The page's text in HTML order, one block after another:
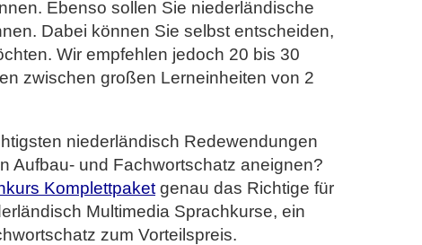
Ebenso sollen Sie niederländische
Dabei können Sie selbst entscheiden,
Wir empfehlen jedoch 20 bis 30
zwischen großen Lerneinheiten von 2
niederländisch Redewendungen
Aufbau- und Fachwortschatz aneignen?
Komplettpaket genau das Richtige für
Multimedia Sprachkurse, ein
zum Vorteilspreis.